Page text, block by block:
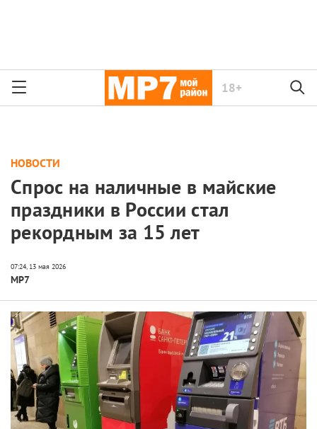
18+
НОВОСТИ
Спрос на наличные в майские
праздники в России стал
рекордным за 15 лет
МР7